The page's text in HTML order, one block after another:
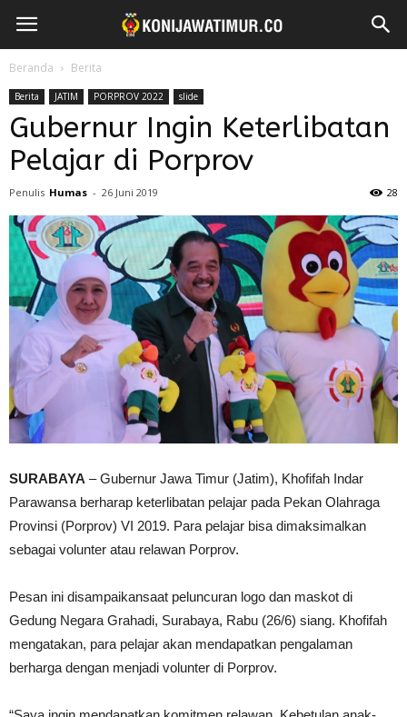
Beranda Berita
Berita JATIM PORPROV 2022 slide
Gubernur Ingin Keterlibatan
Pelajar di Porprov
Penulis Humas - 26 Juni 2019 28
SURABAYA – Gubernur Jawa Timur (Jatim), Khofifah Indar
Parawansa berharap keterlibatan pelajar pada Pekan Olahraga
Provinsi (Porprov) VI 2019. Para pelajar bisa dimaksimalkan
sebagai volunter atau relawan Porprov.
Pesan ini disampaikansaat peluncuran logo dan maskot di
Gedung Negara Grahadi, Surabaya, Rabu (26/6) siang. Khofifah
mengatakan, para pelajar akan mendapatkan pengalaman
berharga dengan menjadi volunter di Porprov.